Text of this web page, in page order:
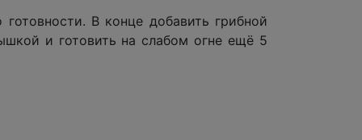
В конце добавить грибной
и готовить на слабом огне ещё 5